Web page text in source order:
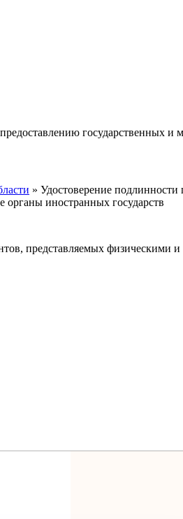
государственных и
» Удостоверение подлинности
иностранных государств
представляемых